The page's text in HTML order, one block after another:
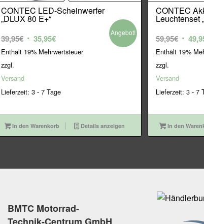
CONTEC LED-Scheinwerfer
„DLUX 80 E+“
39,95€ Ursprünglicher
Preis
35,95€Aktueller
Preis
Enthält 19% Mehrwertsteuer
zzgl.
Versand
Lieferzeit: 3 - 7 Tage
Angebot!
In den Warenkorb Details anzeigen
CONTEC
Leuchtenset
59,95€
Preis
Enthält 19%
zzgl.
Versand
Lieferzeit: 3 - 7
In den
BMTC Motorrad-